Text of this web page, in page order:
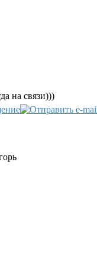
на связи)))